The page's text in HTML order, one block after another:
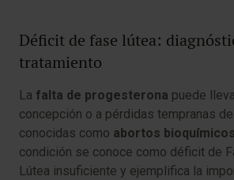
Déficit de fase lútea:
tratamiento
La falta de progesterona puede
concepción o a pérdidas tempranas
conocidas como abortos
condición se conoce como déficit de
Lútea insuficiente y ejemplifica la